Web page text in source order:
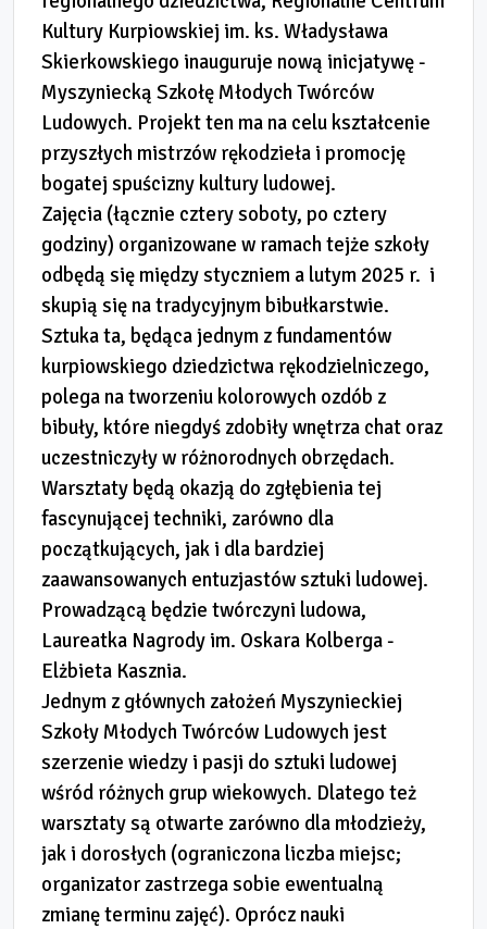
Kultury Kurpiowskiej im. ks. Władysława
Skierkowskiego inauguruje nową inicjatywę -
Myszyniecką Szkołę Młodych Twórców
Ludowych. Projekt ten ma na celu kształcenie
przyszłych mistrzów rękodzieła i promocję
bogatej spuścizny kultury ludowej.
Zajęcia (łącznie cztery soboty, po cztery
godziny) organizowane w ramach tejże szkoły
odbędą się między styczniem a lutym 2025 r. i
skupią się na tradycyjnym bibułkarstwie.
Sztuka ta, będąca jednym z fundamentów
kurpiowskiego dziedzictwa rękodzielniczego,
polega na tworzeniu kolorowych ozdób z
bibuły, które niegdyś zdobiły wnętrza chat oraz
uczestniczyły w różnorodnych obrzędach.
Warsztaty będą okazją do zgłębienia tej
fascynującej techniki, zarówno dla
początkujących, jak i dla bardziej
zaawansowanych entuzjastów sztuki ludowej.
Prowadzącą będzie twórczyni ludowa,
Laureatka Nagrody im. Oskara Kolberga -
Elżbieta Kasznia.
Jednym z głównych założeń Myszynieckiej
Szkoły Młodych Twórców Ludowych jest
szerzenie wiedzy i pasji do sztuki ludowej
wśród różnych grup wiekowych. Dlatego też
warsztaty są otwarte zarówno dla młodzieży,
jak i dorosłych (ograniczona liczba miejsc;
organizator zastrzega sobie ewentualną
zmianę terminu zajęć). Oprócz nauki